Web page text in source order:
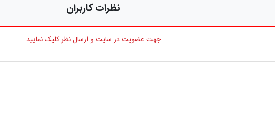
نظرات کاربران
جهت عضویت در سایت و ارسال نظر کلیک نمایید